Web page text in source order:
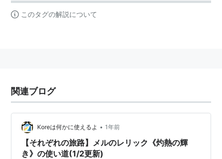
このタグの解説について
関連ブログ
Koreは何かに使えるよ • 1年前
【それぞれの旅路】メルのレリック《灼熱の輝
き》の使い道(1/2更新)